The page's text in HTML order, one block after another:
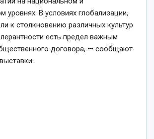
уровнях. В условиях глобализации,
к столкновению различных культур
есть предел важным
договора, — сообщают